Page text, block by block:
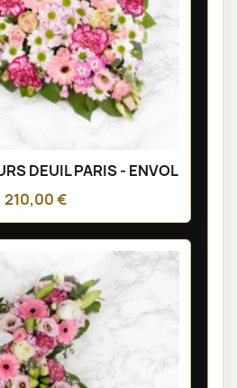
DEUIL PARIS - ENVOL
210,00 €